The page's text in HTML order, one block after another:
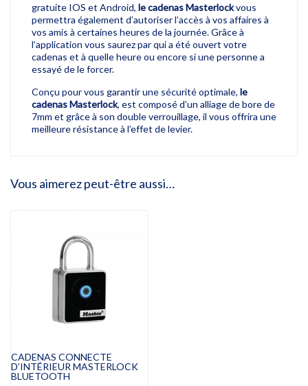
gratuite IOS et Android, le cadenas Masterlockvous
permettra également d’autoriser l’accès à vos affaires à
vos amis à certaines heures de la journée. Grâce à
l’application vous saurez par qui a été ouvert votre
cadenas et à quelle heure ou encore si une personne a
essayé de le forcer.
Conçu pour vous garantir une sécurité optimale, le
cadenas Masterlock, est composé d’un alliage de bore de
7mm et grâce à son double verrouillage, il vous offrira une
meilleure résistance à l’effet de levier.
Vous aimerez peut-être aussi…
CADENAS CONNECTE
D’INTÉRIEUR MASTERLOCK
BLUETOOTH